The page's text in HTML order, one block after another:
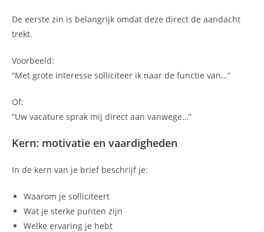
De eerste zin is belangrijk omdat deze direct de aandacht
trekt.
Voorbeeld:
“Met grote interesse solliciteer ik naar de functie van…”
Of:
“Uw vacature sprak mij direct aan vanwege…”
Kern: motivatie en vaardigheden
In de kern van je brief beschrijf je:
Waarom je solliciteert
Wat je sterke punten zijn
Welke ervaring je hebt